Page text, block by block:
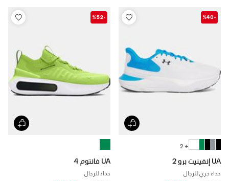
-%40
+ 2
UA إنفينيت برو 2
حذاء جري للرجال
-%52
UA فانتوم 4
حذاء للرجال